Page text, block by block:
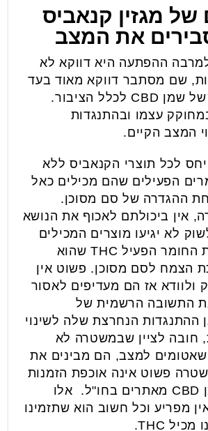
מגזין קנאביס
את המצב
למרבה ההפתעה היא דווקא לא
שם מסתבר דווקא מאוד בעד
התרת המכירה של שמן CBD לכלל הציבור.
עצמו ובהתנגדות
המצב הקיים.
לכל תוצרי הקנאביס ללא
הפעילים שהם מכילים כאל
ההגדרה של סם מסוכן.
אין ביכולתם לאכוף את הנושא
לא יגיעו מוצרים המכילים
CBD אך גם את החומר הפעיל THC שהוא
הצמח לסם מסוכן. פשוט אין
ולוודא אז הם מעדיפים לאסור
התשובה הרשמית של
ההתנגדות הנחרצת שלה לשינוי
חובה לציין שבמשטרה לא
שאטומים למצב, הם מבינים את
פשוט אינה אוכפת הזמנות
אישיות של שמן CBD מאתרים בחו"ל. אלו
מפריע וכל חשוב הוא שתזמינו